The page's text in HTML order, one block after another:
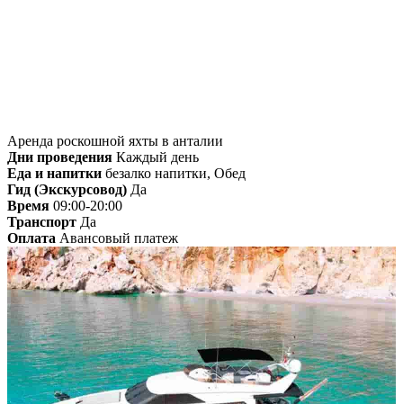
Аренда роскошной яхты в анталии
Дни проведения Каждый день
Еда и напитки безалко напитки, Обед
Гид (Экскурсовод) Да
Время 09:00-20:00
Транспорт Да
Оплата Авансовый платеж